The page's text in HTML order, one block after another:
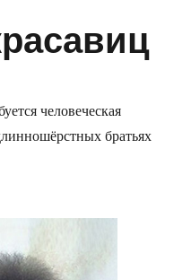
человеческая
братьях